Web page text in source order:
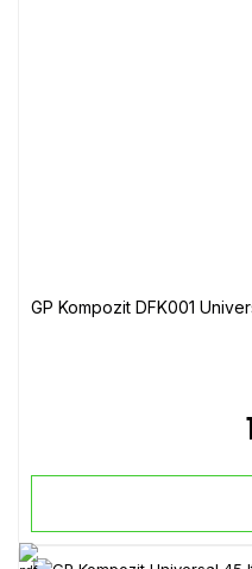
GP Kompozit DFK001